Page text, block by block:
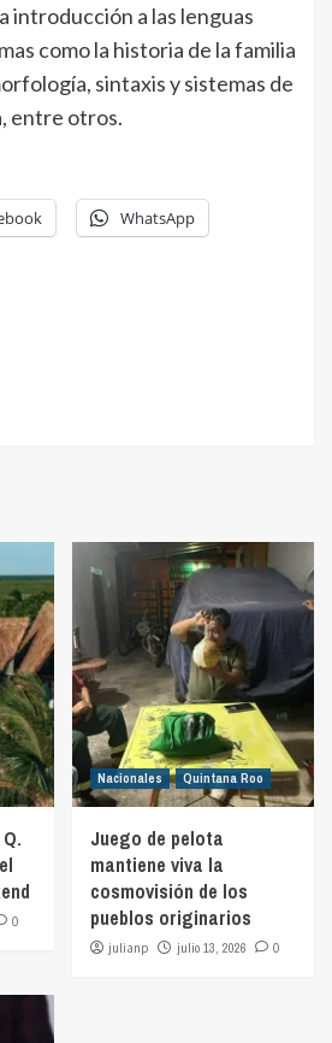
introducción a las lenguas
como la historia de la familia
sintaxis y sistemas de
entre otros.
WhatsApp
0
Nacionales Quintana Roo
Juego de pelota
mantiene viva la
cosmovisión de los
pueblos originarios
julianp julio 13, 2026 0